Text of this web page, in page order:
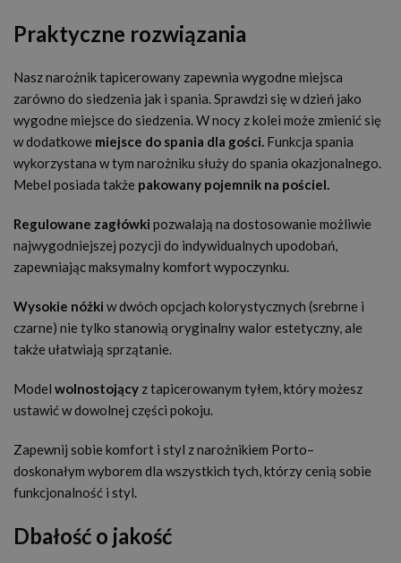
Praktyczne rozwiązania
Nasz narożnik tapicerowany zapewnia wygodne miejsca
zarówno do siedzenia jak i spania. Sprawdzi się w dzień jako
wygodne miejsce do siedzenia. W nocy z kolei może zmienić się
w dodatkowe miejsce do spania dla gości. Funkcja spania
wykorzystana w tym narożniku służy do spania okazjonalnego.
Mebel posiada także pakowany pojemnik na pościel.
Regulowane zagłówki pozwalają na dostosowanie możliwie
najwygodniejszej pozycji do indywidualnych upodobań,
zapewniając maksymalny komfort wypoczynku.
Wysokie nóżki w dwóch opcjach kolorystycznych (srebrne i
czarne) nie tylko stanowią oryginalny walor estetyczny, ale
także ułatwiają sprzątanie.
Model wolnostojący z tapicerowanym tyłem, który możesz
ustawić w dowolnej części pokoju.
Zapewnij sobie komfort i styl z narożnikiem Porto–
doskonałym wyborem dla wszystkich tych, którzy cenią sobie
funkcjonalność i styl.
Dbałość o jakość